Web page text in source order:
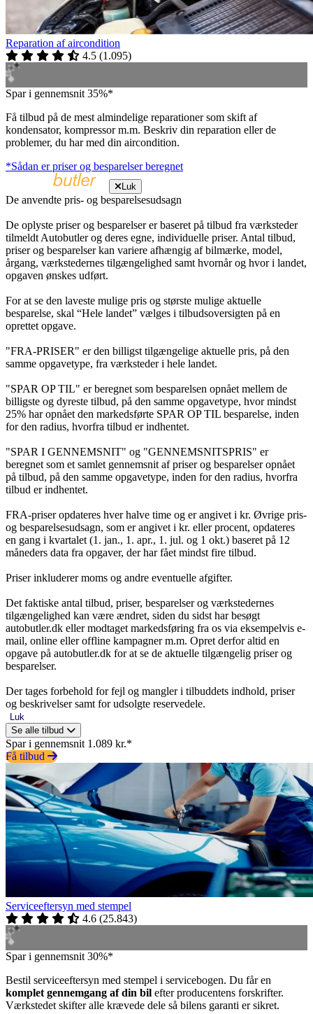
Reparation af aircondition
4.5 (1.095)
Spar i gennemsnit 35%*
Få tilbud på de mest almindelige reparationer som skift af
kondensator, kompressor m.m. Beskriv din reparation eller de
problemer, du har med din aircondition.
*Sådan er priser og besparelser beregnet
Luk
De anvendte pris- og besparelsesudsagn
De oplyste priser og besparelser er baseret på tilbud fra værksteder
tilmeldt Autobutler og deres egne, individuelle priser. Antal tilbud,
priser og besparelser kan variere afhængig af bilmærke, model,
årgang, værkstedernes tilgængelighed samt hvornår og hvor i landet,
opgaven ønskes udført.
For at se den laveste mulige pris og største mulige aktuelle
besparelse, skal “Hele landet” vælges i tilbudsoversigten på en
oprettet opgave.
"FRA-PRISER" er den billigst tilgængelige aktuelle pris, på den
samme opgavetype, fra værksteder i hele landet.
"SPAR OP TIL" er beregnet som besparelsen opnået mellem de
billigste og dyreste tilbud, på den samme opgavetype, hvor mindst
25% har opnået den markedsførte SPAR OP TIL besparelse, inden
for den radius, hvorfra tilbud er indhentet.
"SPAR I GENNEMSNIT" og "GENNEMSNITSPRIS" er
beregnet som et samlet gennemsnit af priser og besparelser opnået
på tilbud, på den samme opgavetype, inden for den radius, hvorfra
tilbud er indhentet.
FRA-priser opdateres hver halve time og er angivet i kr. Øvrige pris-
og besparelsesudsagn, som er angivet i kr. eller procent, opdateres
en gang i kvartalet (1. jan., 1. apr., 1. jul. og 1 okt.) baseret på 12
måneders data fra opgaver, der har fået mindst fire tilbud.
Priser inkluderer moms og andre eventuelle afgifter.
Det faktiske antal tilbud, priser, besparelser og værkstedernes
tilgængelighed kan være ændret, siden du sidst har besøgt
autobutler.dk eller modtaget markedsføring fra os via eksempelvis e-
mail, online eller offline kampagner m.m. Opret derfor altid en
opgave på autobutler.dk for at se de aktuelle tilgængelig priser og
besparelser.
Der tages forbehold for fejl og mangler i tilbuddets indhold, priser
og beskrivelser samt for udsolgte reservedele.
Luk
Se alle tilbud
Spar i gennemsnit 1.089 kr.*
Få tilbud
Serviceeftersyn med stempel
4.6 (25.843)
Spar i gennemsnit 30%*
Bestil serviceeftersyn med stempel i servicebogen. Du får en
komplet gennemgang af din bil efter producentens forskrifter.
Værkstedet skifter alle krævede dele så bilens garanti er sikret.